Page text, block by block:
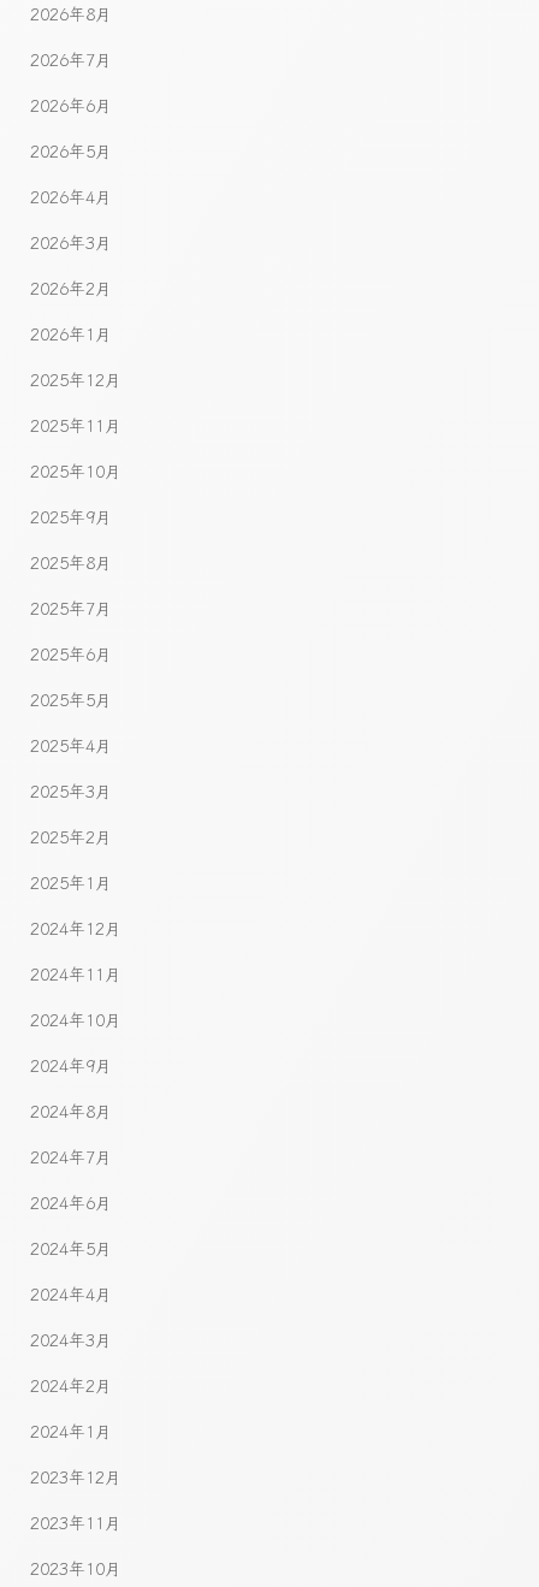
2026年8月
2026年7月
2026年6月
2026年5月
2026年4月
2026年3月
2026年2月
2026年1月
2025年12月
2025年11月
2025年10月
2025年9月
2025年8月
2025年7月
2025年6月
2025年5月
2025年4月
2025年3月
2025年2月
2025年1月
2024年12月
2024年11月
2024年10月
2024年9月
2024年8月
2024年7月
2024年6月
2024年5月
2024年4月
2024年3月
2024年2月
2024年1月
2023年12月
2023年11月
2023年10月